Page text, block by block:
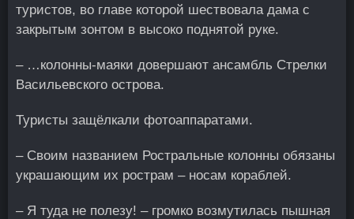
туристов, во главе которой шествовала дама с
закрытым зонтом в высоко поднятой руке.
– …колонны-маяки довершают ансамбль Стрелки
Васильевского острова.
Туристы защёлкали фотоаппаратами.
– Своим названием Ростральные колонны обязаны
украшающим их рострам – носам кораблей.
– Я туда не полезу! – громко возмутилась пышная